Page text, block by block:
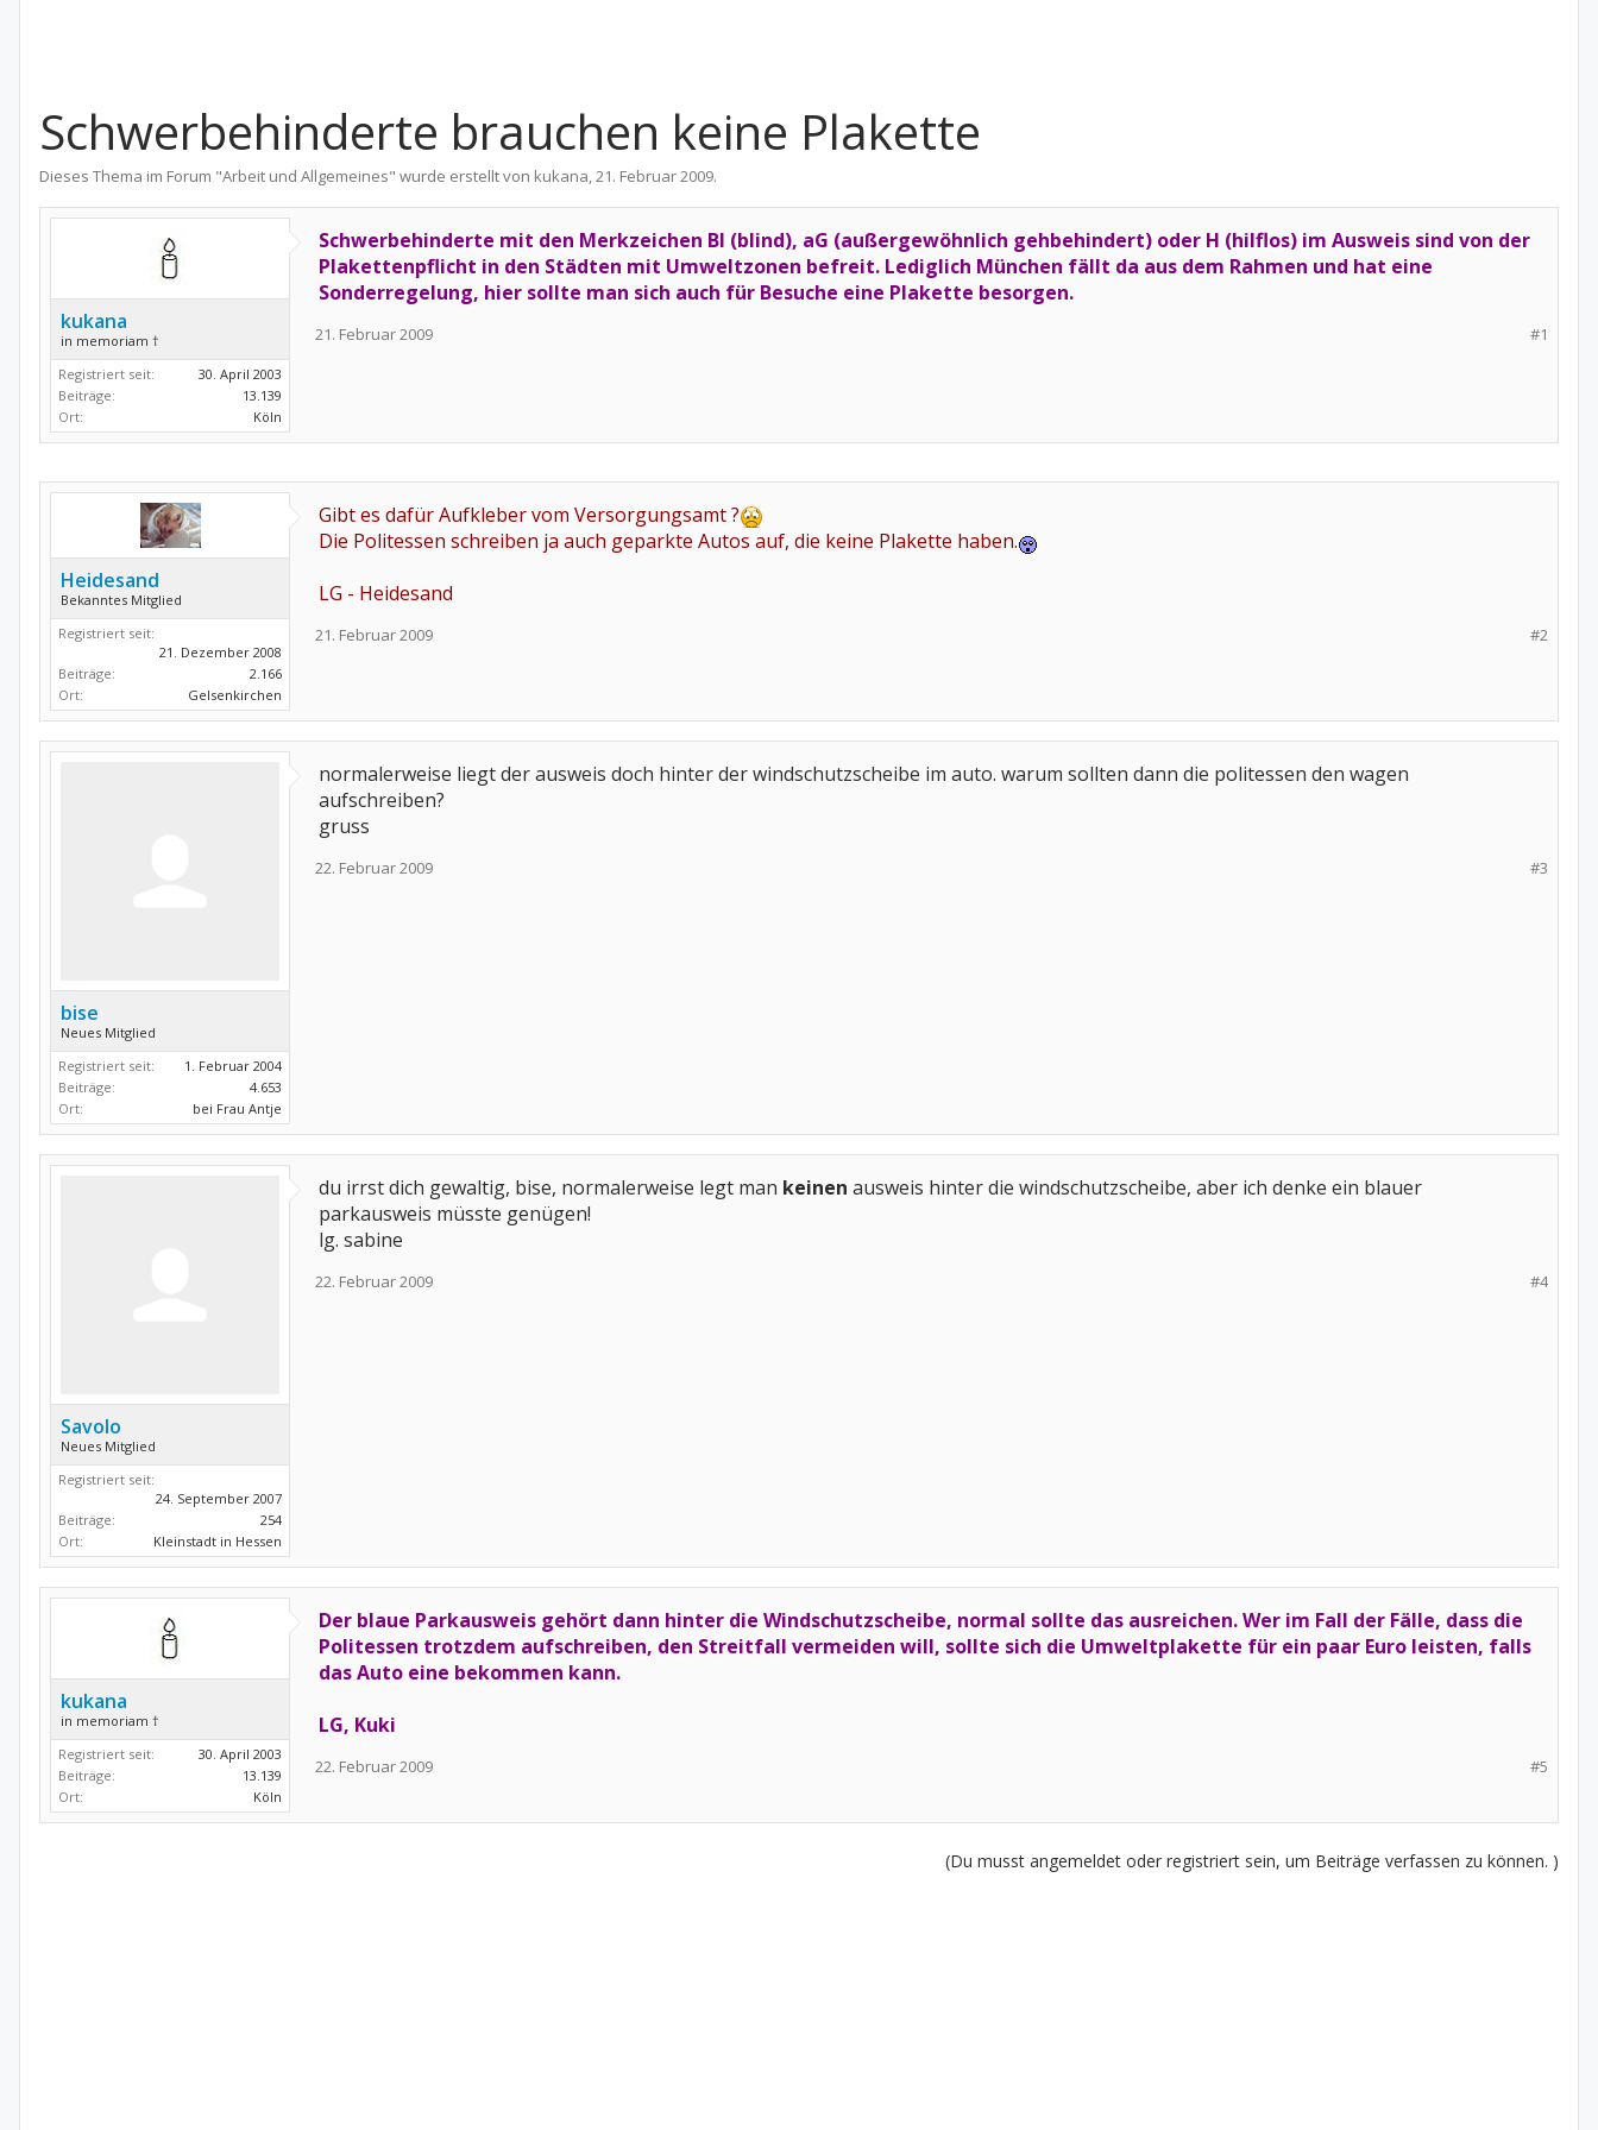
Schwerbehinderte brauchen keine Plakette
Dieses Thema im Forum "Arbeit und Allgemeines" wurde erstellt von kukana,21. Februar 2009.
kukana
in memoriam †
Registriert seit:
30. April 2003
Beiträge:
13.139
Ort:
Köln
Schwerbehinderte mit den Merkzeichen Bl (blind), aG (außergewöhnlich gehbehindert) oder H (hilflos) im Ausweis sind von der
Plakettenpflicht in den Städten mit Umweltzonen befreit. Lediglich München fällt da aus dem Rahmen und hat eine
Sonderregelung, hier sollte man sich auch für Besuche eine Plakette besorgen.
#1
21. Februar 2009
Heidesand
Bekanntes Mitglied
Registriert seit:
21. Dezember 2008
Beiträge:
2.166
Ort:
Gelsenkirchen
Gibt es dafür Aufkleber vom Versorgungsamt ?
Die Politessen schreiben ja auch geparkte Autos auf, die keine Plakette haben.
LG - Heidesand
#2
21. Februar 2009
bise
Neues Mitglied
Registriert seit:
1. Februar 2004
Beiträge:
4.653
Ort:
bei Frau Antje
normalerweise liegt der ausweis doch hinter der windschutzscheibe im auto. warum sollten dann die politessen den wagen
aufschreiben?
gruss
#3
22. Februar 2009
Savolo
Neues Mitglied
Registriert seit:
24. September 2007
Beiträge:
254
Ort:
Kleinstadt in Hessen
du irrst dich gewaltig, bise, normalerweise legt man keinen ausweis hinter die windschutzscheibe, aber ich denke ein blauer
parkausweis müsste genügen!
lg. sabine
#4
22. Februar 2009
kukana
in memoriam †
Registriert seit:
30. April 2003
Beiträge:
13.139
Ort:
Köln
Der blaue Parkausweis gehört dann hinter die Windschutzscheibe, normal sollte das ausreichen. Wer im Fall der Fälle, dass die
Politessen trotzdem aufschreiben, den Streitfall vermeiden will, sollte sich die Umweltplakette für ein paar Euro leisten, falls
das Auto eine bekommen kann.
LG, Kuki
#5
22. Februar 2009
(Du musst angemeldet oder registriert sein, um Beiträge verfassen zu können. )